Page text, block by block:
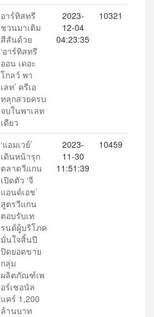
อาร์ทิสทรี
ชวนมาเติม
สีสันด้วย
‘อาร์ทิสทรี
ออน เดอะ
โกลว์ พา
เลท’ ครีเอ
ทลุกสวยครบ
จบในพาเลท
เดียว
2023-
12-04
04:23:35
10321
‘แอมเวย์’
เดินหน้ารุก
ตลาดวีแกน
เปิดตัว ‘จี
แอนด์เอช’
สูตรวีแกน
ตอบรับเท
รนด์ผู้บริโภค
มั่นใจสิ้นปี
ปิดยอดขาย
กลุ่ม
ผลิตภัณฑ์เพ
อร์เซอนัล
แคร์ 1,200
ล้านบาท
2023-
11-30
11:51:39
10459